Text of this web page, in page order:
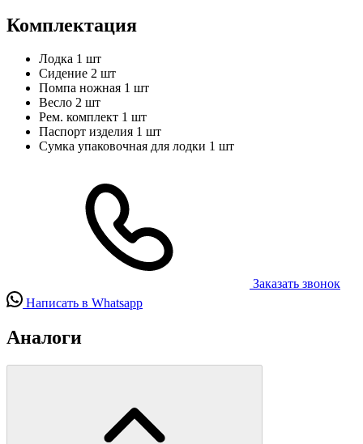
Комплектация
Лодка 1 шт
Сидение 2 шт
Помпа ножная 1 шт
Весло 2 шт
Рем. комплект 1 шт
Паспорт изделия 1 шт
Сумка упаковочная для лодки 1 шт
Заказать звонок
Написать в Whatsapp
Аналоги